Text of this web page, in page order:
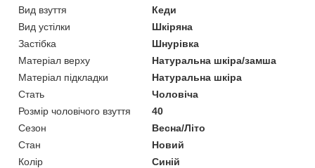
Вид взуття
Кеди
Вид устілки
Шкіряна
Застібка
Шнурівка
Матеріал верху
Натуральна шкіра/замша
Матеріал підкладки
Натуральна шкіра
Стать
Чоловіча
Розмір чоловічого взуття
40
Сезон
Весна/Літо
Стан
Новий
Колір
Синій